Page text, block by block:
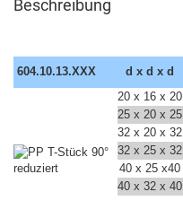
Beschreibung
604.10.13.XXX d x d x d
20 x 16 x 20
25 x 20 x 25
32 x 20 x 32
32 x 25 x 32
40 x 25 x40
40 x 32 x 40